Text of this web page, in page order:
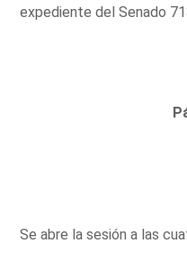
expediente del Senado
Se abre la sesión a las